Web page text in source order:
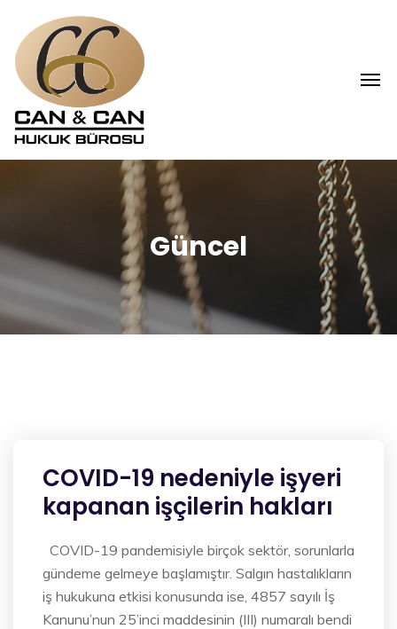
Güncel
COVID-19 nedeniyle işyeri
kapanan işçilerin hakları
COVID-19 pandemisiyle birçok sektör, sorunlarla
gündeme gelmeye başlamıştır. Salgın hastalıkların
iş hukukuna etkisi konusunda ise, 4857 sayılı İş
Kanunu’nun 25’inci maddesinin (III) numaralı bendi